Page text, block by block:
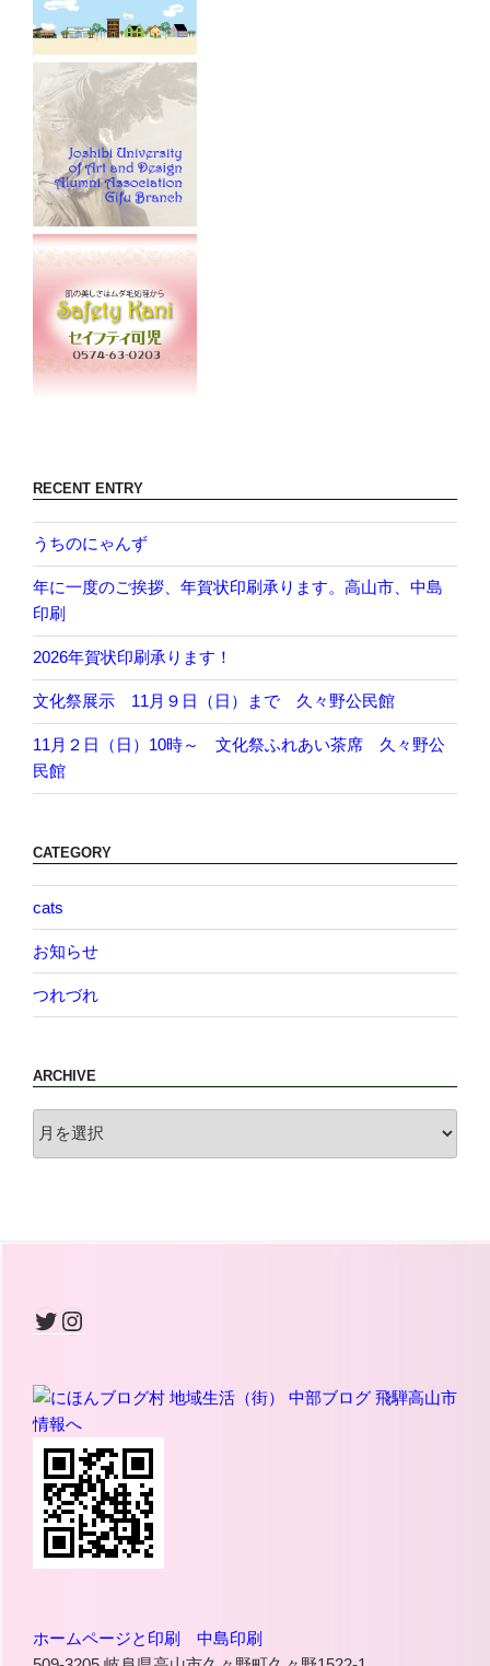
RECENT ENTRY
うちのにゃんず
年に一度のご挨拶、年賀状印刷承ります。高山市、中島
印刷
2026年賀状印刷承ります！
文化祭展示 11月９日（日）まで 久々野公民館
11月２日（日）10時～ 文化祭ふれあい茶席 久々野公
民館
CATEGORY
cats
お知らせ
つれづれ
ARCHIVE
Twitter
Instagram
ホームページと印刷 中島印刷